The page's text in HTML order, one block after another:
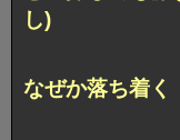
し)
なぜか落ち着